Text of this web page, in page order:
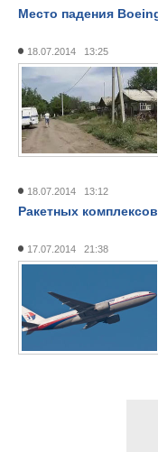
Место падения
18.07.2014 13:25
18.07.2014 13:12
Ракетных
17.07.2014 21:38